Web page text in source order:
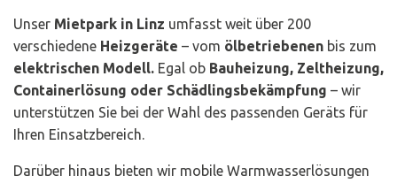
Unser Mietpark in Linz umfasst weit über 200
verschiedene Heizgeräte – vom ölbetriebenen bis zum
elektrischen Modell. Egal ob Bauheizung, Zeltheizung,
Containerlösung oder Schädlingsbekämpfung – wir
unterstützen Sie bei der Wahl des passenden Geräts für
Ihren Einsatzbereich.
Darüber hinaus bieten wir mobile Warmwasserlösungen